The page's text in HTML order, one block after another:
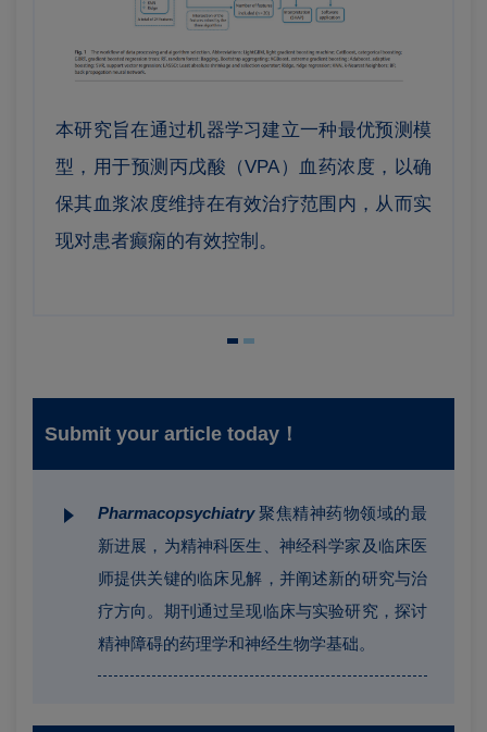
本研究旨在通过机器学习建立一种最优预测模
型，用于预测丙戊酸（VPA）血药浓度，以确
保其血浆浓度维持在有效治疗范围内，从而实
现对患者癫痫的有效控制。
Submit your article today！
Pharmacopsychiatry聚焦精神药物领域的最
新进展，为精神科医生、神经科学家及临床医
师提供关键的临床见解，并阐述新的研究与治
疗方向。期刊通过呈现临床与实验研究，探讨
精神障碍的药理学和神经生物学基础。